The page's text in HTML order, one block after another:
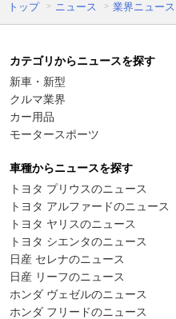
トップ ニュース 業界ニュース
カテゴリからニュースを探す
新車・新型
クルマ業界
カー用品
モータースポーツ
車種からニュースを探す
トヨタ プリウスのニュース
トヨタ アルファードのニュース
トヨタ ヤリスのニュース
トヨタ シエンタのニュース
日産 セレナのニュース
日産 リーフのニュース
ホンダ ヴェゼルのニュース
ホンダ フリードのニュース